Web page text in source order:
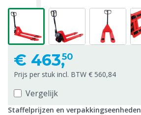
€ 463,50
Prijs per stuk incl. BTW € 560,84
Vergelijk
Staffelprijzen en verpakkingseenheden